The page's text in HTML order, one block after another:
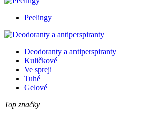
Peelingy
Deodoranty a antiperspiranty
Kuličkové
Ve spreji
Tuhé
Gelové
Top značky